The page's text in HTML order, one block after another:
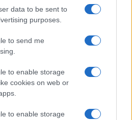
data to be sent to
purposes.
to send me
to enable storage
cookies on web or
to enable storage